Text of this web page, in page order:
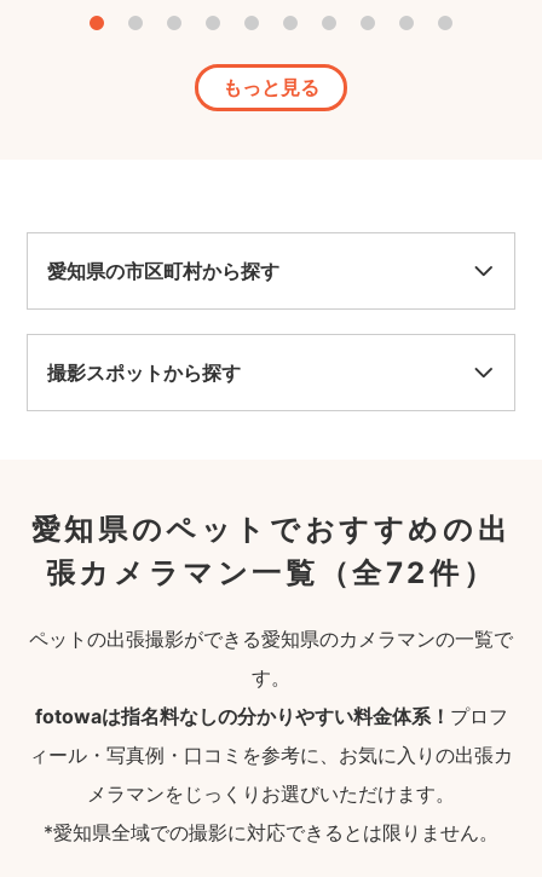
もっと見る
愛知県の市区町村から探す
撮影スポットから探す
愛知県のペットでおすすめの出
張カメラマン一覧
（全72件）
ペットの出張撮影ができる愛知県のカメラマンの一覧で
す。
fotowaは指名料なしの分かりやすい料金体系！ プロフ
ィール・写真例・口コミを参考に、お気に入りの出張カ
メラマンをじっくりお選びいただけます。
*愛知県全域での撮影に対応できるとは限りません。